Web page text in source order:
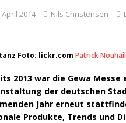
April 2014 Nils Christensen
Foto: lickr.com Patrick
2013 war die Gewa
der deutschen
Jahr erneut
Produkte, Trends und